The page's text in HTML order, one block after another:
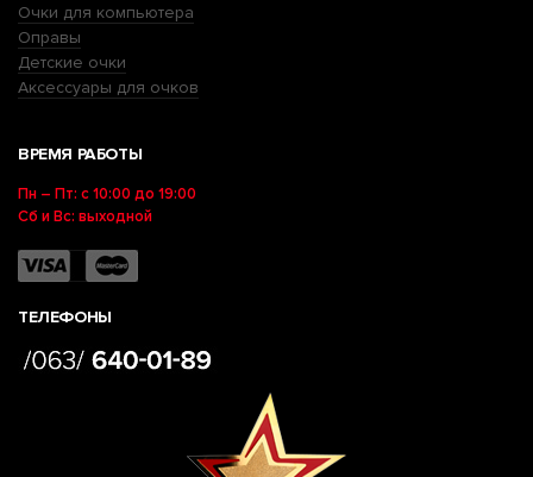
Очки для компьютера
Оправы
Детские очки
Аксессуары для очков
ВРЕМЯ РАБОТЫ
Пн – Пт: с 10:00 до 19:00
Сб и Вс: выходной
ТЕЛЕФОНЫ